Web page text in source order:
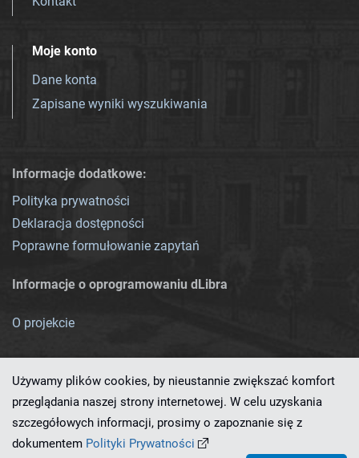
Moje konto
Dane konta
Zapisane wyniki wyszukiwania
Informacje dodatkowe:
Polityka prywatności
Deklaracja dostępności
Poprawne formułowanie zapytań
Informacje o oprogramowaniu dLibra
O projekcie
Ten serwis działa dzięki oprogramowaniu
Używamy plików cookies, by nieustannie zwiększać komfort
przeglądania naszej strony internetowej. W celu uzyskania
szczegółowych informacji, prosimy o zapoznanie się z
dokumentem Polityki Prywatności